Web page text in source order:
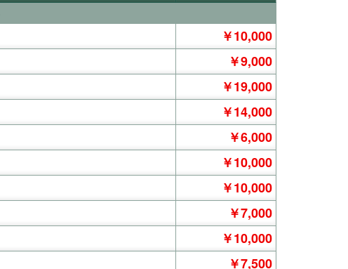
￥10,000
￥9,000
￥19,000
￥14,000
￥6,000
￥10,000
￥10,000
￥7,000
￥10,000
￥7,500